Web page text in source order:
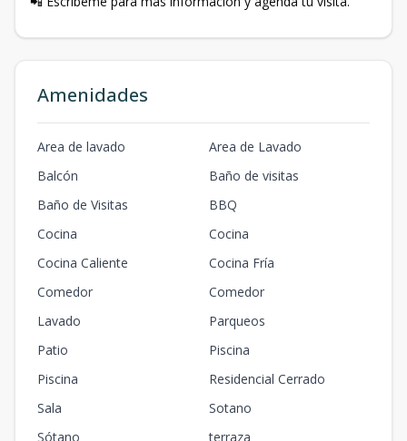
Amenidades
Area de lavado
Area de Lavado
Balcón
Baño de visitas
Baño de Visitas
BBQ
Cocina
Cocina
Cocina Caliente
Cocina Fría
Comedor
Comedor
Lavado
Parqueos
Patio
Piscina
Piscina
Residencial Cerrado
Sala
Sotano
Sótano
terraza